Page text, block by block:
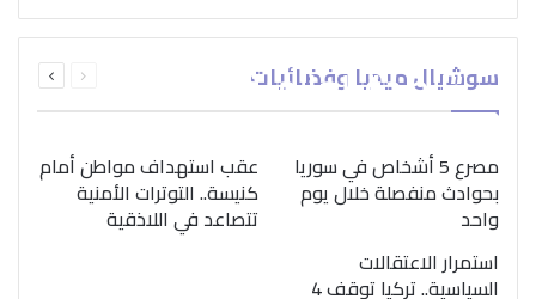
سوشيال ميديا وفضائيات الصفحةالصفحة
بمناسبة اليوم الدولي..
“الصحة العالمية” تؤكد
ضرورة اتباع نهج متكامل
لمواجهة إدمان المخدرات
مصرع 5 أشخاص في سوريا
بحوادث منفصلة خلال يوم
واحد
عقب استهداف مواطن أمام
كنيسة.. التوترات الأمنية
تتصاعد في اللاذقية
استمرار الاعتقالات
السياسية.. تركيا توقف 4